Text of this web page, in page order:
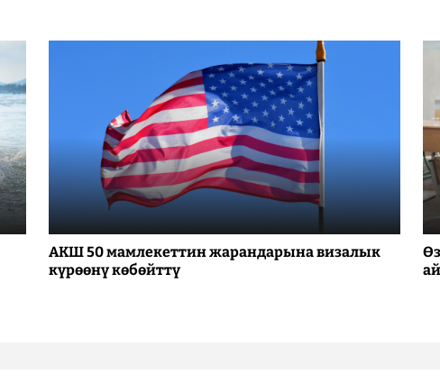
АКШ 50 мамлекеттин жарандарына визалык
күрөөнү көбөйттү